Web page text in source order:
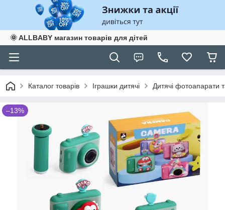
🌞 ALLBABY магазин товарів для дітей
Каталог товарів Іграшки дитячі Дитячі фотоапарати
–13%